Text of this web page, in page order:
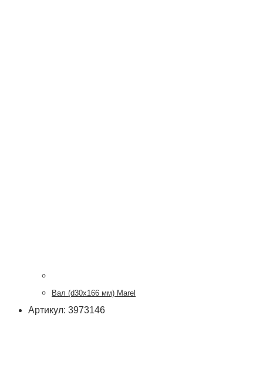
Вал (d30x166 мм) Marel
Артикул: 3973146